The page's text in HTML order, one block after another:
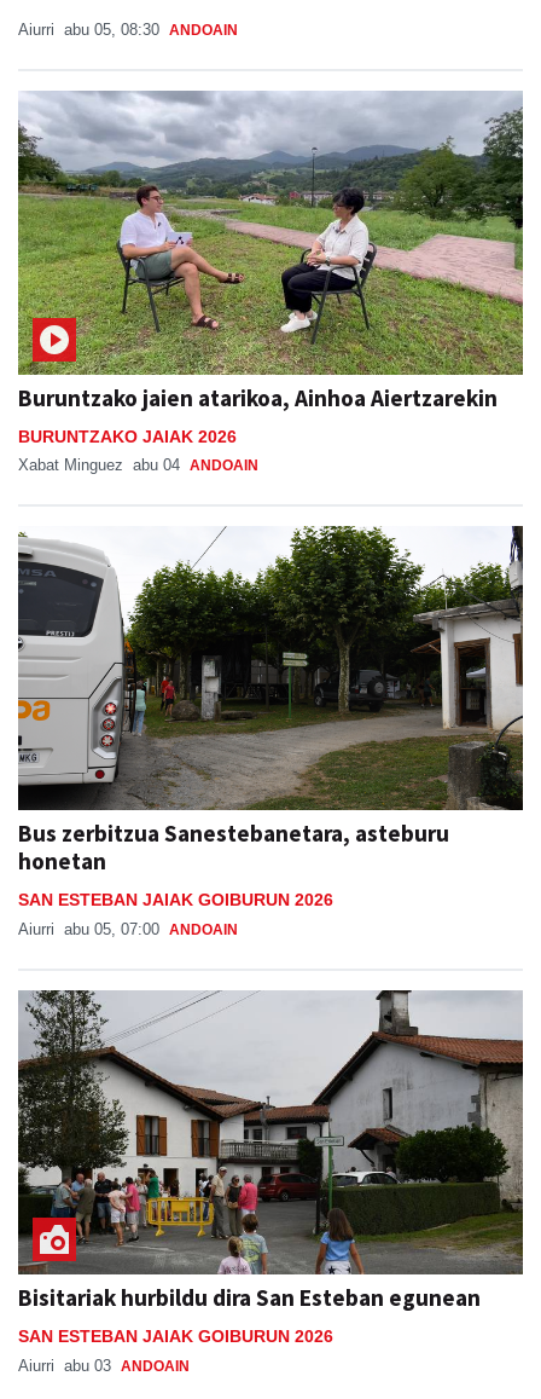
Aiurri abu 05, 08:30 ANDOAIN
Buruntzako jaien atarikoa, Ainhoa Aiertzarekin
BURUNTZAKO JAIAK 2026
Xabat Minguez abu 04 ANDOAIN
Bus zerbitzua Sanestebanetara, asteburu
honetan
SAN ESTEBAN JAIAK GOIBURUN 2026
Aiurri abu 05, 07:00 ANDOAIN
Bisitariak hurbildu dira San Esteban egunean
SAN ESTEBAN JAIAK GOIBURUN 2026
Aiurri abu 03 ANDOAIN